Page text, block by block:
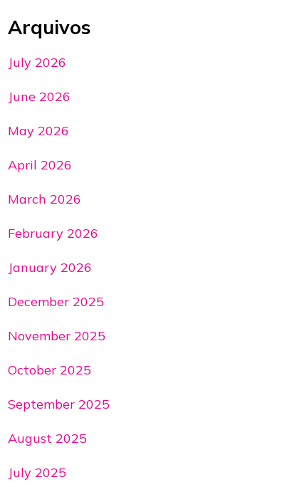
Arquivos
July 2026
June 2026
May 2026
April 2026
March 2026
February 2026
January 2026
December 2025
November 2025
October 2025
September 2025
August 2025
July 2025